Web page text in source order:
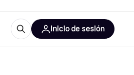
Inicio de sesión